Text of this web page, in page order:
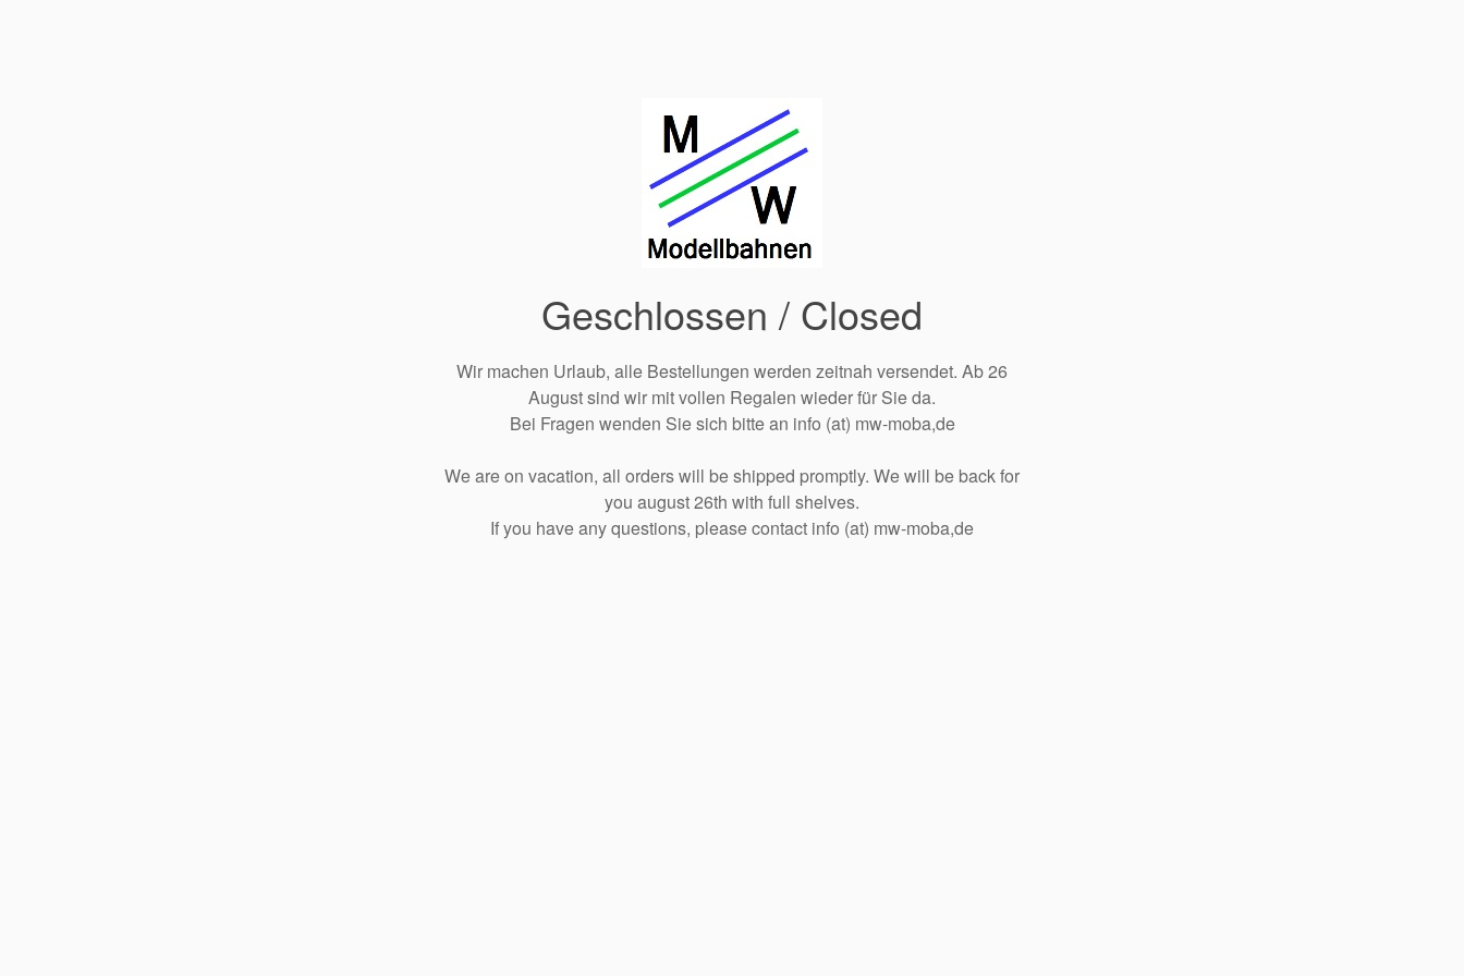
Geschlossen / Closed
Wir machen Urlaub, alle Bestellungen werden zeitnah versendet. Ab 26
August sind wir mit vollen Regalen wieder für Sie da.
Bei Fragen wenden Sie sich bitte an info (at) mw-moba,de
We are on vacation, all orders will be shipped promptly. We will be back for
you august 26th with full shelves.
If you have any questions, please contact info (at) mw-moba,de